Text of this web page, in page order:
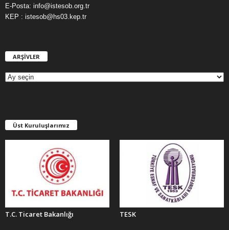
E-Posta: info@istesob.org.tr
KEP : istesob@hs03.kep.tr
ARŞİVLER
E
R
Üst Kuruluşlarımız
T.C. Ticaret Bakanlığı TESK